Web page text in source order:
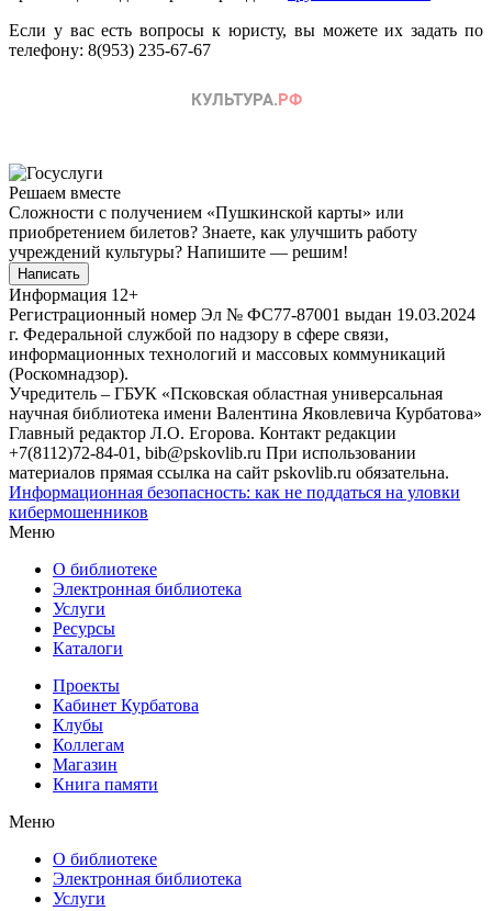
Если у вас есть вопросы к юристу, вы можете их задать по
телефону: 8(953) 235-67-67
Решаем вместе
Сложности с получением «Пушкинской карты» или
приобретением билетов? Знаете, как улучшить работу
учреждений культуры? Напишите — решим!
Написать
Информация 12+
Регистрационный номер Эл № ФС77-87001 выдан 19.03.2024
г. Федеральной службой по надзору в сфере связи,
информационных технологий и массовых коммуникаций
(Роскомнадзор).
Учредитель – ГБУК «Псковская областная универсальная
научная библиотека имени Валентина Яковлевича Курбатова»
Главный редактор Л.О. Егорова. Контакт редакции
+7(8112)72-84-01, bib@pskovlib.ru При использовании
материалов прямая ссылка на сайт pskovlib.ru обязательна.
Информационная безопасность: как не поддаться на уловки
кибермошенников
Меню
О библиотеке
Электронная библиотека
Услуги
Ресурсы
Каталоги
Проекты
Кабинет Курбатова
Клубы
Коллегам
Магазин
Книга памяти
Меню
О библиотеке
Электронная библиотека
Услуги